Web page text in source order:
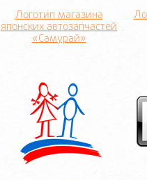
Логотип магазина
японских автозапчастей
«Самурай»